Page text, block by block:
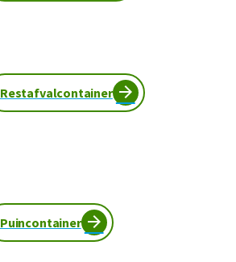
Restafvalcontainer
Puincontainer